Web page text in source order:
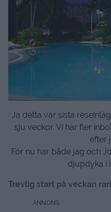
Ja detta var sista
sju veckor. Vi har fler
efter
För nu har både jag och
djupdyka i
Trevlig start på veckan